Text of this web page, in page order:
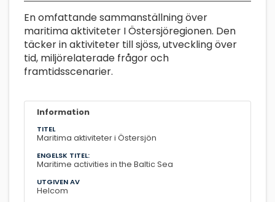
En omfattande sammanställning över
maritima aktiviteter I Östersjöregionen. Den
täcker in aktiviteter till sjöss, utveckling över
tid, miljörelaterade frågor och
framtidsscenarier.
Information
TITEL
Maritima aktiviteter i Östersjön
ENGELSK TITEL:
Maritime activities in the Baltic Sea
UTGIVEN AV
Helcom